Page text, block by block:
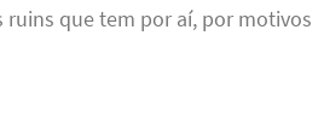
que tem por aí, por motivos